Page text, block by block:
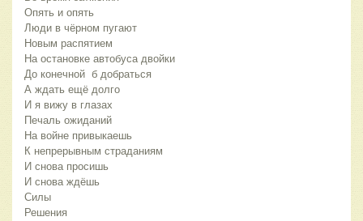
Опять и опять
Люди в чёрном пугают
Новым распятием
На остановке автобуса двойки
До конечной б добраться
А ждать ещё долго
И я вижу в глазах
Печаль ожиданий
На войне привыкаешь
К непрерывным страданиям
И снова просишь
И снова ждёшь
Силы
Решения